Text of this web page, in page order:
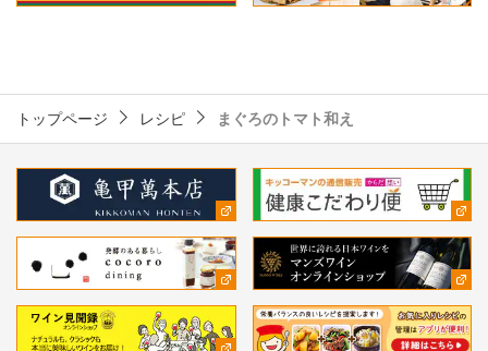
トップページ レシピ まぐろのトマト和え